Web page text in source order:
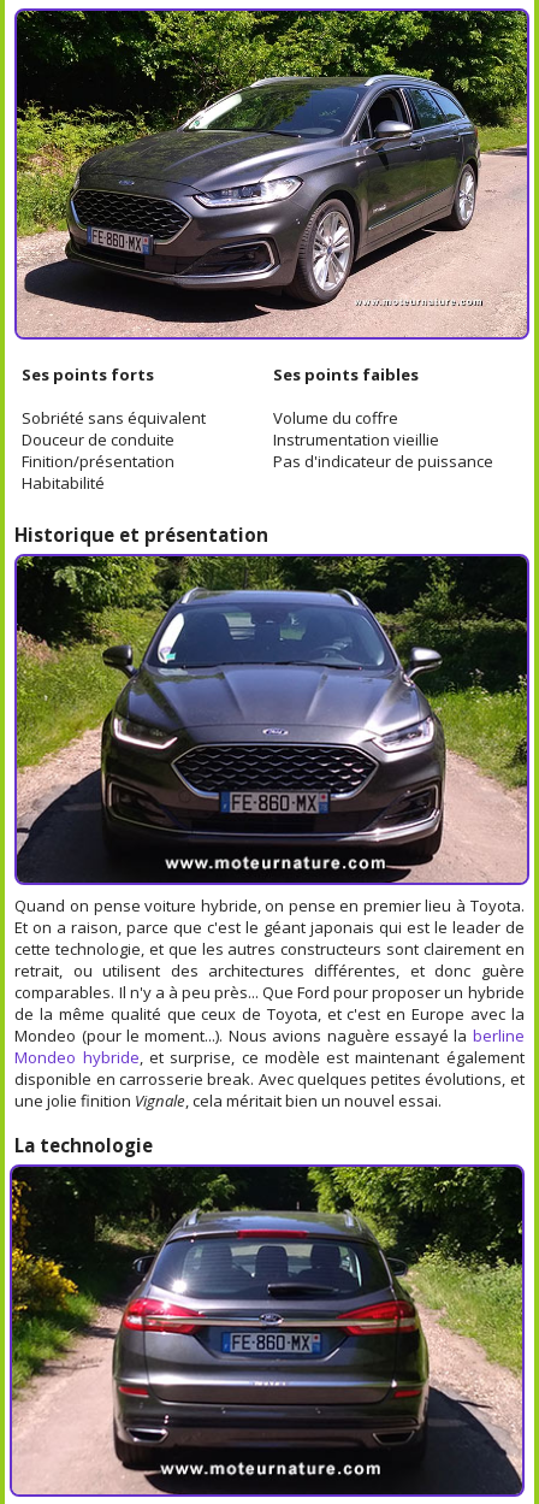
Ses points forts
Sobriété sans équivalent
Douceur de conduite
Finition/présentation
Habitabilité
Ses points faibles
Volume du coffre
Instrumentation vieillie
Pas d'indicateur de puissance
Historique et présentation
Quand on pense voiture hybride, on pense en premier lieu à Toyota.
Et on a raison, parce que c'est le géant japonais qui est le leader de
cette technologie, et que les autres constructeurs sont clairement en
retrait, ou utilisent des architectures différentes, et donc guère
comparables. Il n'y a à peu près... Que Ford pour proposer un hybride
de la même qualité que ceux de Toyota, et c'est en Europe avec la
Mondeo (pour le moment...). Nous avions naguère essayé la berline
Mondeo hybride, et surprise, ce modèle est maintenant également
disponible en carrosserie break. Avec quelques petites évolutions, et
une jolie finition Vignale, cela méritait bien un nouvel essai.
La technologie